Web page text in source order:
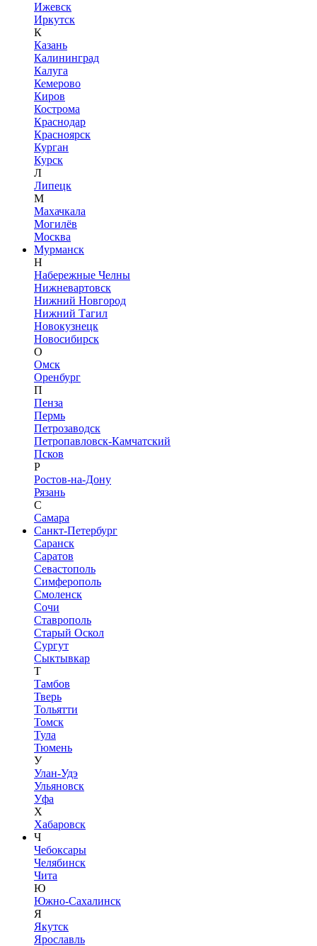
Ижевск
Иркутск
К
Казань
Калининград
Калуга
Кемерово
Киров
Кострома
Краснодар
Красноярск
Курган
Курск
Л
Липецк
М
Махачкала
Могилёв
Москва
Мурманск
Н
Набережные Челны
Нижневартовск
Нижний Новгород
Нижний Тагил
Новокузнецк
Новосибирск
О
Омск
Оренбург
П
Пенза
Пермь
Петрозаводск
Петропавловск-Камчатский
Псков
Р
Ростов-на-Дону
Рязань
С
Самара
Санкт-Петербург
Саранск
Саратов
Севастополь
Симферополь
Смоленск
Сочи
Ставрополь
Старый Оскол
Сургут
Сыктывкар
Т
Тамбов
Тверь
Тольятти
Томск
Тула
Тюмень
У
Улан-Удэ
Ульяновск
Уфа
Х
Хабаровск
Ч
Чебоксары
Челябинск
Чита
Ю
Южно-Сахалинск
Я
Якутск
Ярославль